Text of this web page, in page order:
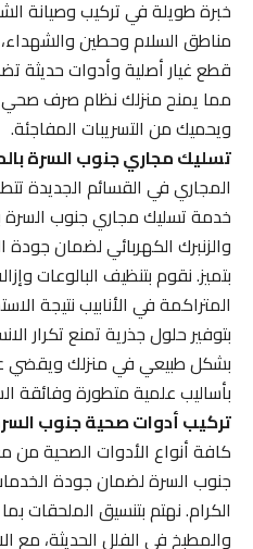
خبرة طويلة في تركيب وصيانة
مناطق السلام وحطين والشهداء، مع
قطع غيار أصلية وأدوات حديثة
مما يمنح منزلك نظام صرف صحي
ويحميك من التسريبات المفاجئة.
تسليك مجاري جنوب السرة
المجاري في القسائم الجديدة تتطلب
خدمة تسليك مجاري جنوب السرة
والزنبرك الكهربائي لضمان جودة
بتميز. نقوم بتنظيف البالوعات
المتراكمة في الأنابيب نتيجة
بتوفير حلول جذرية تمنع تكرار
بشكل طبيعي في منزلك ويقضي على
بأساليب علمية متطورة وفائقة
تركيب أدوات صحية جنوب السرة
كافة أنواع الأدوات الصحية من
جنوب السرة لضمان جودة الخدمات
الكرام. نهتم بتنسيق الملحقات
والمطبخ في الفلل الحديثة، مع